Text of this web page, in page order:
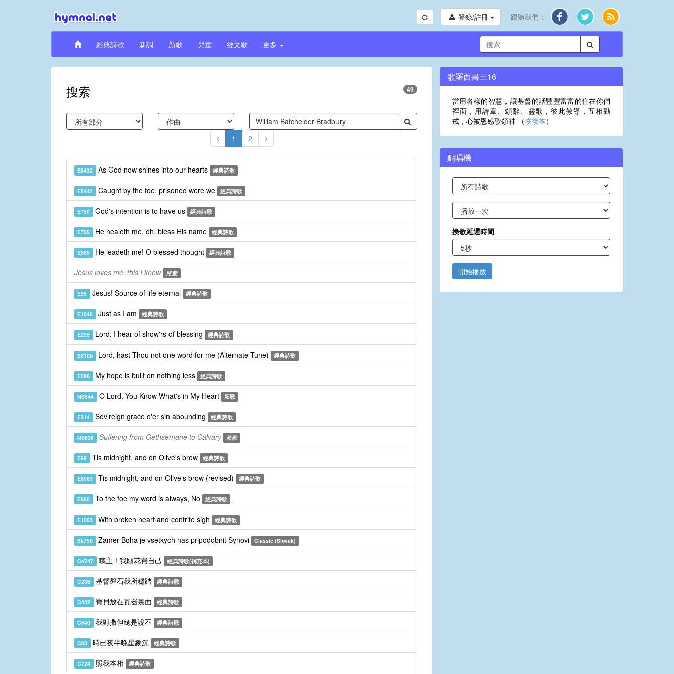
登錄/註冊 跟隨我們：
經典詩歌 新調 新歌 兒童 經文歌 更多
搜索 49
1 2
E8432 As God now shines into our hearts 經典詩歌
E8442 Caught by the foe, prisoned were we 經典詩歌
E750 God's intention is to have us 經典詩歌
E755 He healeth me, oh, bless His name 經典詩歌
E585 He leadeth me! O blessed thought 經典詩歌
Jesus loves me, this I know 兒童
E98 Jesus! Source of life eternal 經典詩歌
E1048 Just as I am 經典詩歌
E259 Lord, I hear of show'rs of blessing 經典詩歌
E810b Lord, hast Thou not one word for me (Alternate Tune) 經典詩歌
E298 My hope is built on nothing less 經典詩歌
NS544 O Lord, You Know What's in My Heart 新歌
E314 Sov'reign grace o'er sin abounding 經典詩歌
NS636 Suffering from Gethsemane to Calvary 新歌
E99 Tis midnight, and on Olive's brow 經典詩歌
E8083 Tis midnight, and on Olive's brow (revised) 經典詩歌
E880 To the foe my word is always, No 經典詩歌
E1053 With broken heart and contrite sigh 經典詩歌
Sk750 Zamer Boha je vsetkych nas pripodobnit Synovi Classic (Slovak)
Cs747 哦主！我願花費自己 經典詩歌(補充本)
C238 基督磐石我所穩踏 經典詩歌
C432 寶貝放在瓦器裏面 經典詩歌
C640 我對撒但總是說不 經典詩歌
C83 時已夜半晚星象沉 經典詩歌
C724 照我本相 經典詩歌
歌羅西書三16
當用各樣的智慧，讓基督的話豐豐富富的住在你們
裡面，用詩章、頌辭、靈歌，彼此教導，互相勸
戒，心被恩感歌頌神 （恢復本）
點唱機
換歌延遲時間
開始播放